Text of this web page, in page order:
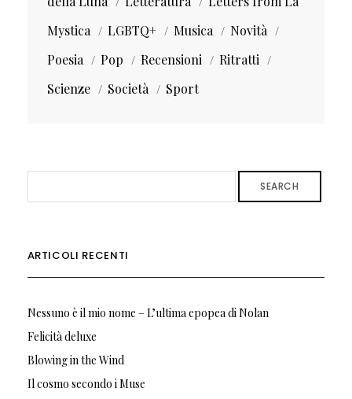
Mystica
LGBTQ+ Musica
Novità
Poesia
Pop Recensioni
Ritratti
Scienze
Società Sport
SEARCH
ARTICOLI RECENTI
Nessuno è il mio nome – L’ultima epopea di Nolan
Felicità deluxe
Blowing in the Wind
Il cosmo secondo i Muse